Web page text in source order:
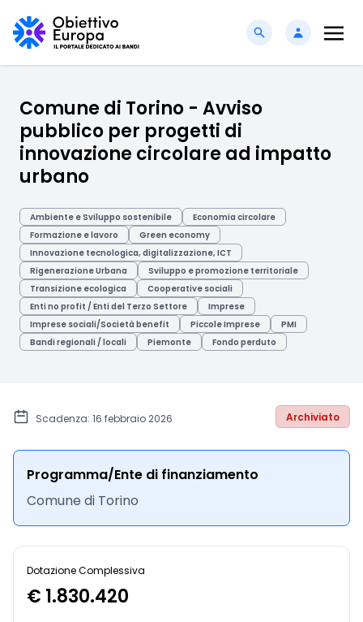
Comune di Torino - Avviso
pubblico per progetti di
innovazione circolare ad impatto
urbano
Ambiente e Sviluppo sostenibile
Economia circolare
Formazione e lavoro
Green economy
Innovazione tecnologica, digitalizzazione, ICT
Rigenerazione Urbana
Sviluppo e promozione territoriale
Transizione ecologica
Cooperative sociali
Enti no profit / Enti del Terzo Settore
Imprese
Imprese sociali/Società benefit
Piccole Imprese
PMI
Bandi regionali / locali
Piemonte Fondo perduto
Scadenza: 16 febbraio 2026 Archiviato
Programma/Ente di finanziamento
Comune di Torino
Dotazione Complessiva
€ 1.830.420